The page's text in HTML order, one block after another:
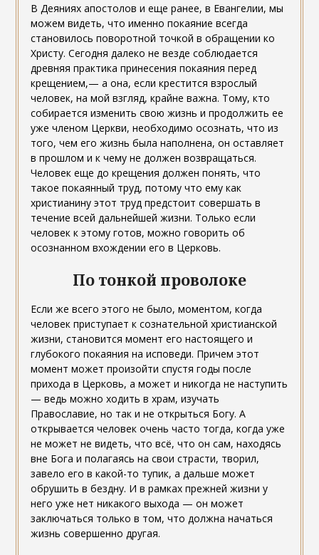
В Деяниях апостолов и еще ранее, в Евангелии, мы
можем видеть, что именно покаяние всегда
становилось поворотной точкой в обращении ко
Христу. Сегодня далеко не везде соблюдается
древняя практика принесения покаяния перед
крещением,— а она, если крестится взрослый
человек, на мой взгляд, крайне важна. Тому, кто
собирается изменить свою жизнь и продолжить ее
уже членом Церкви, необходимо осознать, что из
того, чем его жизнь была наполнена, он оставляет
в прошлом и к чему не должен возвращаться.
Человек еще до крещения должен понять, что
такое покаянный труд, потому что ему как
христианину этот труд предстоит совершать в
течение всей дальнейшей жизни. Только если
человек к этому готов, можно говорить об
осознанном вхождении его в Церковь.
По тонкой проволоке
Если же всего этого не было, моментом, когда
человек приступает к сознательной христианской
жизни, становится момент его настоящего и
глубокого покаяния на исповеди. Причем этот
момент может произойти спустя годы после
прихода в Церковь, а может и никогда не наступить
— ведь можно ходить в храм, изучать
Православие, но так и не открыться Богу. А
открывается человек очень часто тогда, когда уже
не может не видеть, что всё, что он сам, находясь
вне Бога и полагаясь на свои страсти, творил,
завело его в какой-то тупик, а дальше может
обрушить в бездну. И в рамках прежней жизни у
него уже нет никакого выхода — он может
заключаться только в том, что должна начаться
жизнь совершенно другая.